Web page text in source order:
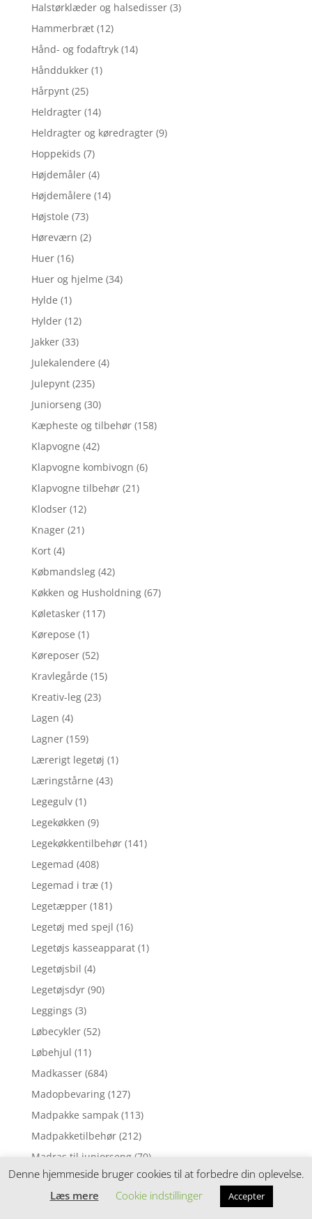
Halstørklæder og halsedisser (3)
Hammerbræt (12)
Hånd- og fodaftryk (14)
Hånddukker (1)
Hårpynt (25)
Heldragter (14)
Heldragter og køredragter (9)
Hoppekids (7)
Højdemåler (4)
Højdemålere (14)
Højstole (73)
Høreværn (2)
Huer (16)
Huer og hjelme (34)
Hylde (1)
Hylder (12)
Jakker (33)
Julekalendere (4)
Julepynt (235)
Juniorseng (30)
Kæpheste og tilbehør (158)
Klapvogne (42)
Klapvogne kombivogn (6)
Klapvogne tilbehør (21)
Klodser (12)
Knager (21)
Kort (4)
Købmandsleg (42)
Køkken og Husholdning (67)
Køletasker (117)
Kørepose (1)
Køreposer (52)
Kravlegårde (15)
Kreativ-leg (23)
Lagen (4)
Lagner (159)
Lærerigt legetøj (1)
Læringstårne (43)
Legegulv (1)
Legekøkken (9)
Legekøkkentilbehør (141)
Legemad (408)
Legemad i træ (1)
Legetæpper (181)
Legetøj med spejl (16)
Legetøjs kasseapparat (1)
Legetøjsbil (4)
Legetøjsdyr (90)
Leggings (3)
Løbecykler (52)
Løbehjul (11)
Madkasser (684)
Madopbevaring (127)
Madpakke sampak (113)
Madpakketilbehør (212)
Madras til juniorseng (70)
Madras til tremmeseng (1)
Madras til vugge
(2)
Denne hjemmeside bruger cookies til at forbedre din oplevelse.
Læs mere
Cookie indstillinger Accepter